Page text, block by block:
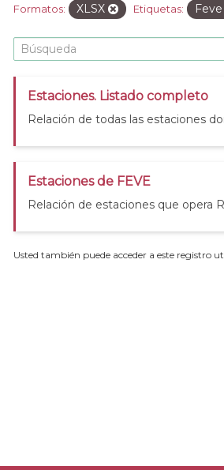
Formatos: XLSX Etiquetas: Feve
Estaciones. Listado completo
Relación de todas las estaciones
Estaciones de FEVE
Relación de estaciones que opera
Usted también puede acceder a este registro